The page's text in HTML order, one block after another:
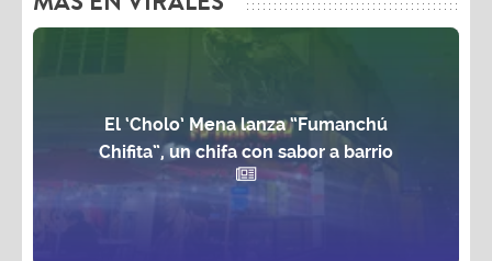
El ‘Cholo’ Mena lanza “Fumanchú
Chifita”, un chifa con sabor a barrio